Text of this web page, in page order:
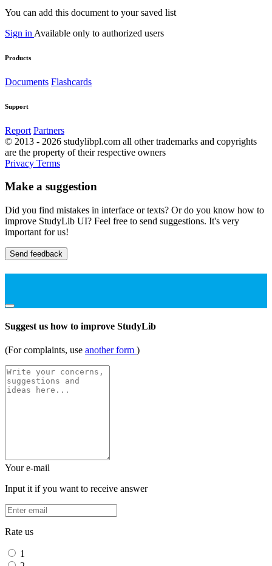
You can add this document to your saved list
Sign in Available only to authorized users
Products
Documents Flashcards
Support
Report Partners
© 2013 - 2026 studylibpl.com all other trademarks and copyrights
are the property of their respective owners
Privacy Terms
Make a suggestion
Did you find mistakes in interface or texts? Or do you know how to
improve StudyLib UI? Feel free to send suggestions. It's very
important for us!
Send feedback
Suggest us how to improve StudyLib
(For complaints, use another form )
Your e-mail
Input it if you want to receive answer
Rate us
1